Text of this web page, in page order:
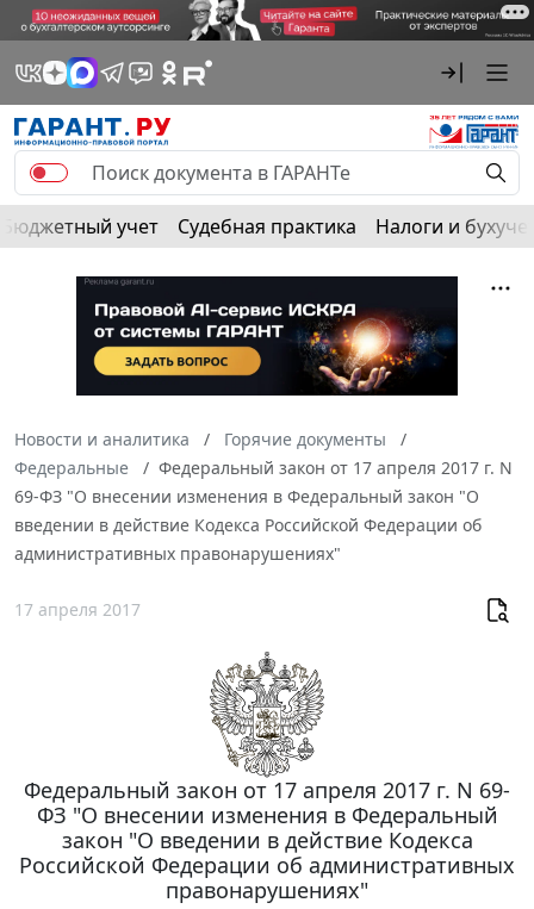
Бюджетный учет Судебная практика Налоги и
Новости и аналитика
Горячие документы
Федеральные
Федеральный закон от 17 апреля 2017 г. N
69-ФЗ "О внесении изменения в Федеральный закон "О
введении в действие Кодекса Российской Федерации об
административных правонарушениях"
17 апреля 2017
Федеральный закон от 17 апреля 2017 г. N 69-
ФЗ "О внесении изменения в Федеральный
закон "О введении в действие Кодекса
Российской Федерации об административных
правонарушениях"